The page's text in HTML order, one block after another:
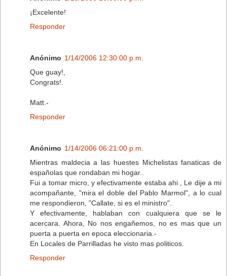
¡Excelente!
Responder
Anónimo 1/14/2006 12:30:00 p.m.
Que guay!,
Congrats!.
Matt.-
Responder
Anónimo 1/14/2006 06:21:00 p.m.
Mientras maldecia a las huestes Michelistas fanaticas de
españolas que rondaban mi hogar..
Fui a tomar micro, y efectivamente estaba ahi , Le dije a mi
acompañante, "mira el doble del Pablo Marmol", a lo cual
me respondieron, "Callate, si es el ministro".
Y efectivamente, hablaban con cualquiera que se le
acercara. Ahora, No nos engañemos, no es mas que un
puerta a puerta en epoca eleccionaria.-
En Locales de Parrilladas he visto mas politicos.
Responder